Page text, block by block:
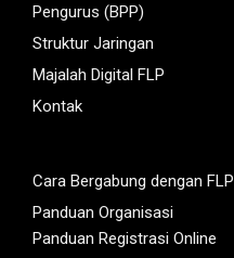
Pengurus (BPP)
Struktur Jaringan
Majalah Digital FLP
Kontak
Cara Bergabung dengan FLP
Panduan Organisasi
Panduan Registrasi Online